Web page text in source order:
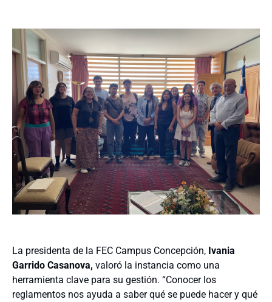
La presidenta de la FEC Campus Concepción, Ivania
Garrido Casanova, valoró la instancia como una
herramienta clave para su gestión. “Conocer los
reglamentos nos ayuda a saber qué se puede hacer y qué